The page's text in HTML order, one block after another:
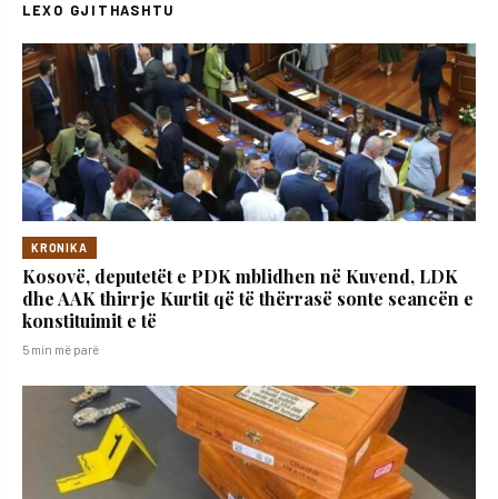
LEXO GJITHASHTU
KRONIKA
Kosovë, deputetët e PDK mblidhen në Kuvend, LDK
dhe AAK thirrje Kurtit që të thërrasë sonte seancën e
konstituimit e të
5 min më parë